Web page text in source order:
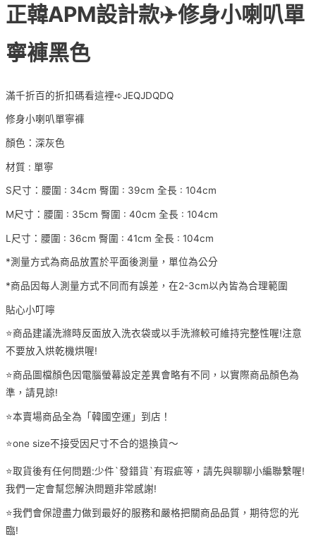
正韓APM設計款✈️修身小喇叭單
寧褲黑色
滿千折百的折扣碼看這裡➪JEQJDQDQ
修身小喇叭單寧褲
顏色：深灰色
材質 : 單寧
S尺寸：腰圍 : 34cm 臀圍 : 39cm 全長 : 104cm
M尺寸：腰圍 : 35cm 臀圍 : 40cm 全長 : 104cm
L尺寸：腰圍 : 36cm 臀圍 : 41cm 全長 : 104cm
*測量方式為商品放置於平面後測量，單位為公分
*商品因每人測量方式不同而有誤差，在2-3cm以內皆為合理範圍
貼心小叮嚀
⭐️商品建議洗滌時反面放入洗衣袋或以手洗滌較可維持完整性喔!注意
不要放入烘乾機烘喔!
⭐️商品圖檔顏色因電腦螢幕設定差異會略有不同，以實際商品顏色為
準，請見諒!
⭐️本賣場商品全為「韓國空運」到店！
⭐️one size不接受因尺寸不合的退換貨～
⭐️取貨後有任何問題:少件`發錯貨`有瑕疵等，請先與聊聊小編聯繫喔!
我們一定會幫您解決問題非常感謝!
⭐️我們會保證盡力做到最好的服務和嚴格把關商品品質，期待您的光
臨!